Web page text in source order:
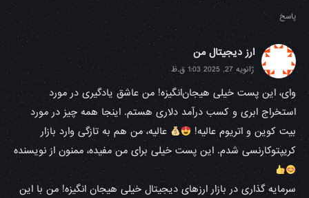
پاسخ
ارز دیجیتال من
ژانویه 27, 2025 1:03 ق.ظ
وای، این پست خیلی هیجان‌انگیزه! من عاشق یادگیری در مورد
استخراج ابری و کسب درآمد دلاری هستم. اینجا همه چیز در مورد
بیت کوین و اتریوم عالیه!
عالیه، من هم به تازگی وارد بازار
کریپتوکارنسی شدم. این پست خیلی برای من مفیده، ممنون از نویسنده
سرمایه گذاری در بازار ارزهای دیجیتال خیلی هیجان انگیزه! من با این